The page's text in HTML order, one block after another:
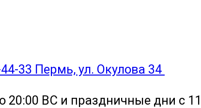
33 Пермь, ул. Окулова 34
20:00 ВС и праздничные дни с